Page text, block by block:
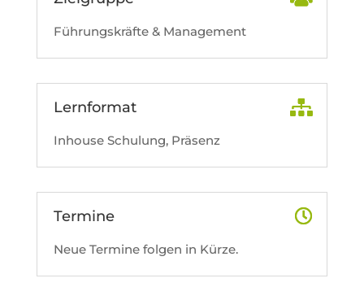
Führungskräfte & Management
Lernformat
Inhouse Schulung, Präsenz
Termine
Neue Termine folgen in Kürze.